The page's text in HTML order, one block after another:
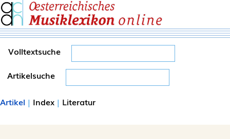
Volltextsuche
Artikelsuche
Artikel | Index | Literatur